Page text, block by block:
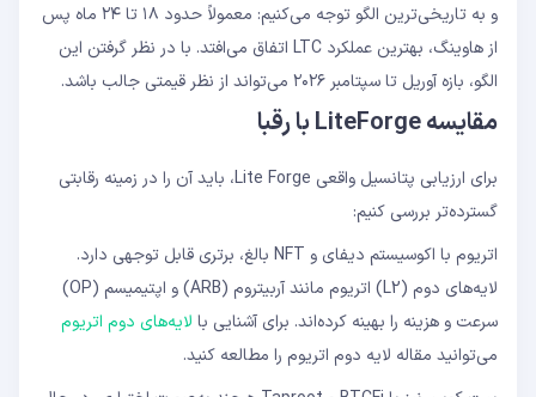
و به تاریخی‌ترین الگو توجه می‌کنیم: معمولاً حدود ۱۸ تا ۲۴ ماه پس
از هاوینگ، بهترین عملکرد LTC اتفاق می‌افتد. با در نظر گرفتن این
الگو، بازه آوریل تا سپتامبر ۲۰۲۶ می‌تواند از نظر قیمتی جالب باشد.
مقایسه LiteForge با رقبا
برای ارزیابی پتانسیل واقعی Lite Forge، باید آن را در زمینه رقابتی
گسترده‌تر بررسی کنیم:
اتریوم با اکوسیستم دیفای و NFT بالغ، برتری قابل توجهی دارد.
لایه‌های دوم (L2) اتریوم مانند آربیتروم (ARB) و اپتیمیسم (OP)
سرعت و هزینه را بهینه کرده‌اند. برای آشنایی با لایه‌های دوم اتریوم
می‌توانید مقاله لایه دوم اتریوم را مطالعه کنید.